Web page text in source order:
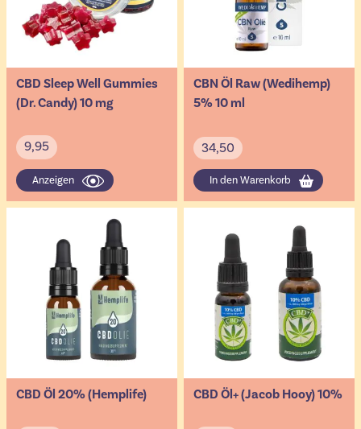
CBD Sleep Well Gummies
(Dr. Candy) 10 mg
9,95
Anzeigen
CBN Öl Raw (Wedihemp)
5% 10 ml
34,50
In den Warenkorb
CBD Öl 20% (Hemplife) CBD Öl+ (Jacob Hooy) 10%